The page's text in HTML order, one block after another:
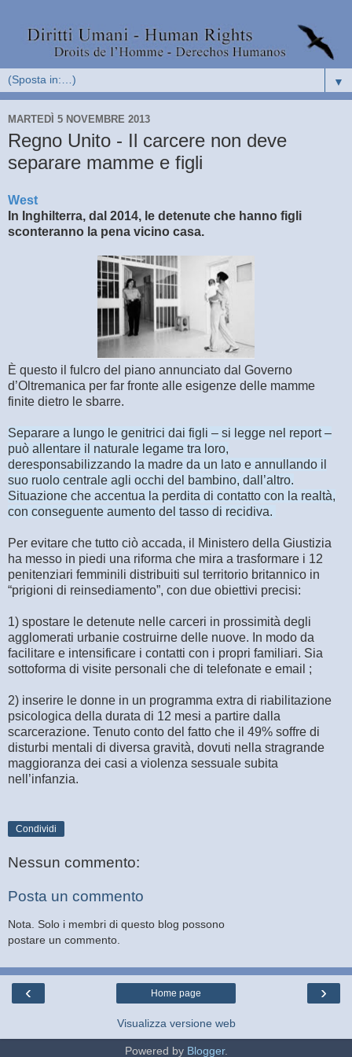
▼
MARTEDÌ 5 NOVEMBRE 2013
Regno Unito - Il carcere non deve
separare mamme e figli
West
In Inghilterra, dal 2014, le detenute che hanno figli
sconteranno la pena vicino casa.
È questo il fulcro del piano annunciato dal Governo
d’Oltremanica per far fronte alle esigenze delle mamme
finite dietro le sbarre.
Separare a lungo le genitrici dai figli – si legge nel report –
può allentare il naturale legame tra loro,
deresponsabilizzando la madre da un lato e annullando il
suo ruolo centrale agli occhi del bambino, dall’altro.
Situazione che accentua la perdita di contatto con la realtà,
con conseguente aumento del tasso di recidiva.
Per evitare che tutto ciò accada, il Ministero della Giustizia
ha messo in piedi una riforma che mira a trasformare i 12
penitenziari femminili distribuiti sul territorio britannico in
“prigioni di reinsediamento”, con due obiettivi precisi:
1) spostare le detenute nelle carceri in prossimità degli
agglomerati urbanie costruirne delle nuove. In modo da
facilitare e intensificare i contatti con i propri familiari. Sia
sottoforma di visite personali che di telefonate e email ;
2) inserire le donne in un programma extra di riabilitazione
psicologica della durata di 12 mesi a partire dalla
scarcerazione. Tenuto conto del fatto che il 49% soffre di
disturbi mentali di diversa gravità, dovuti nella stragrande
maggioranza dei casi a violenza sessuale subita
nell’infanzia.
Condividi
Nessun commento:
Posta un commento
Nota. Solo i membri di questo blog possono
postare un commento.
‹ ›
Home page
Visualizza versione web
Powered by Blogger.